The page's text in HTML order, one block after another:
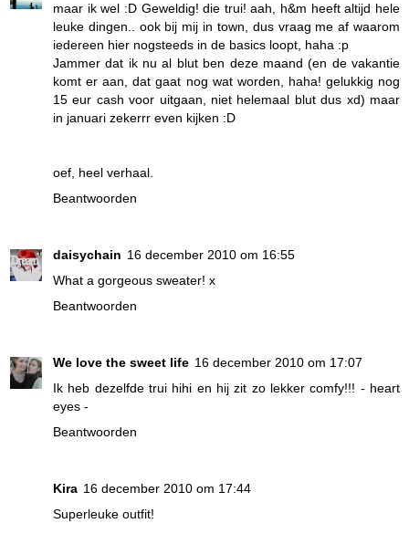
maar ik wel :D Geweldig! die trui! aah, h&m heeft altijd hele
leuke dingen.. ook bij mij in town, dus vraag me af waarom
iedereen hier nogsteeds in de basics loopt, haha :p
Jammer dat ik nu al blut ben deze maand (en de vakantie
komt er aan, dat gaat nog wat worden, haha! gelukkig nog
15 eur cash voor uitgaan, niet helemaal blut dus xd) maar
in januari zekerrr even kijken :D
oef, heel verhaal.
Beantwoorden
daisychain 16 december 2010 om 16:55
What a gorgeous sweater! x
Beantwoorden
We love the sweet life 16 december 2010 om 17:07
Ik heb dezelfde trui hihi en hij zit zo lekker comfy!!! - heart
eyes -
Beantwoorden
Kira 16 december 2010 om 17:44
Superleuke outfit!